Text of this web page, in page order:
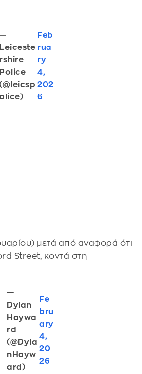
—
Leiceste
rshire
Police
(@leicsp
olice)
Feb
rua
ry
4,
202
6
μετά από αναφορά ότι
Street, κοντά στη
—
Dylan
Haywa
rd
(@Dyla
nHayw
ard)
Fe
bru
ary
4,
20
26